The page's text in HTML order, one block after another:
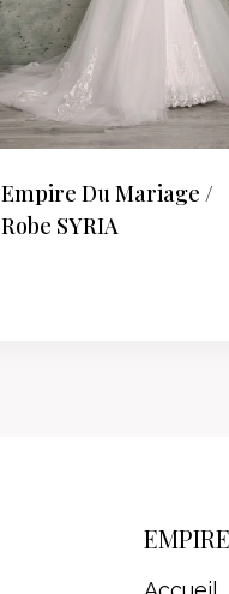
Empire Du Mariage /
Robe SYRIA